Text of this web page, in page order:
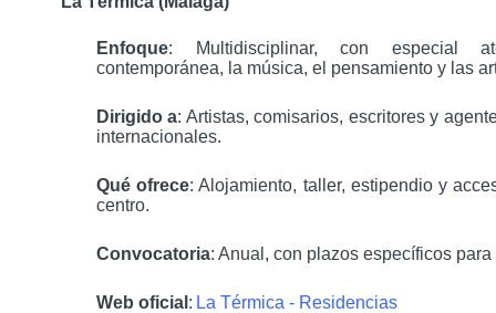
Enfoque: Multidisciplinar, con especial
contemporánea, la música, el pensamiento y las
Dirigido a: Artistas, comisarios, escritores y
internacionales.
Qué ofrece: Alojamiento, taller, estipendio y
centro.
Convocatoria: Anual, con plazos específicos
Web oficial : La Térmica - Residencias